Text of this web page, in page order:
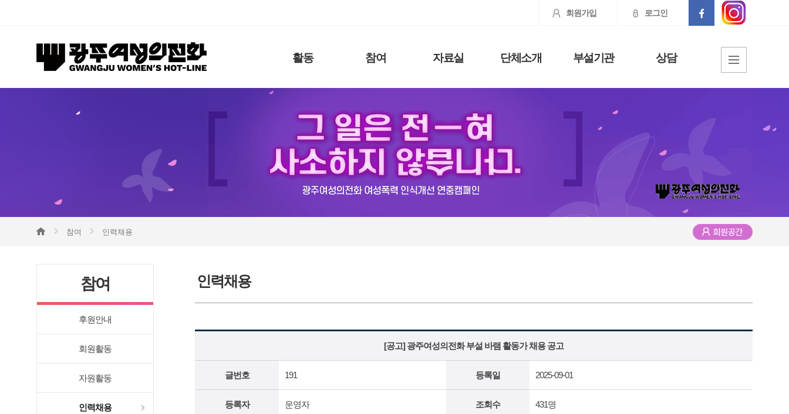
회원가입 로그인
활동 참여 자료실 단체소개 부설기관 상담
참여 인력채용
참여
후원안내
회원활동
자원활동
인력채용
인력채용
[공고] 광주여성의전화 부설 바램 활동가 채용 공고
글번호 191 등록일 2025-09-01
등록자 운영자 조회수 431명